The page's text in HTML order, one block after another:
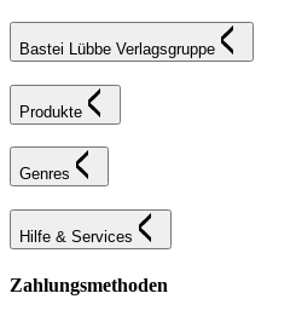
Bastei Lübbe Verlagsgruppe
Produkte
Genres
Hilfe & Services
Zahlungsmethoden